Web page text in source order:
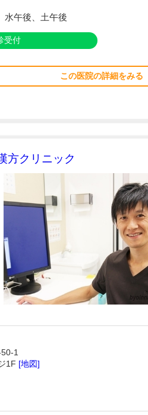
水午後、土午後
受付
この医院の詳細をみる
方クリニック
1
1F [地図]